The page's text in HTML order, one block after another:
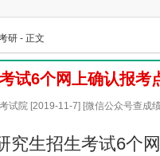
研 - 正文
试6个网上确认报考
试院 [2019-11-7] [微信公众号查成
究生招生考试6个